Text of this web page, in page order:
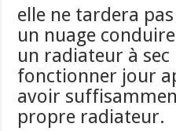
elle ne tardera
un nuage
un radiateur à sec
fonctionner jour
avoir
propre radiateur.